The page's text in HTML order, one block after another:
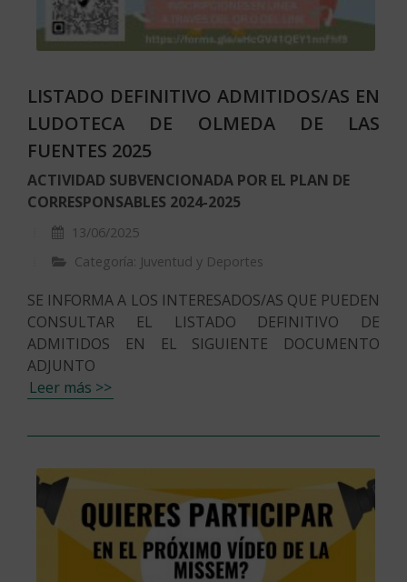
LISTADO DEFINITIVO ADMITIDOS/AS EN
LUDOTECA DE OLMEDA DE LAS
FUENTES 2025
ACTIVIDAD SUBVENCIONADA POR EL PLAN DE
CORRESPONSABLES 2024-2025
13/06/2025
Categoría: Juventud y Deportes
SE INFORMA A LOS INTERESADOS/AS QUE PUEDEN
CONSULTAR EL LISTADO DEFINITIVO DE
ADMITIDOS EN EL SIGUIENTE DOCUMENTO
ADJUNTO
Leer más >>